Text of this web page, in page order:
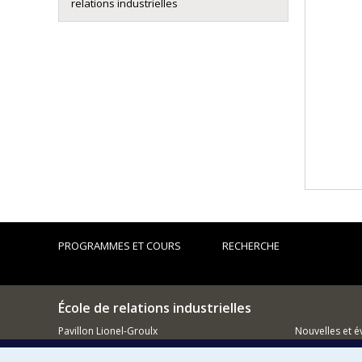
relations industrielles
PROGRAMMES ET COURS RECHERCHE
École de relations industrielles
Pavillon Lionel-Groulx
3150, rue Jean-Brillant
Nouvelles et